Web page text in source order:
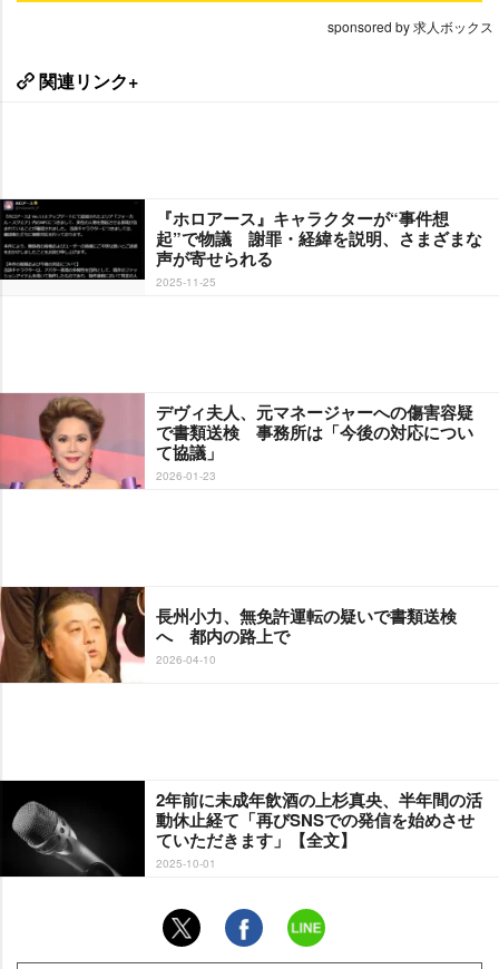
sponsored by 求人ボックス
関連リンク+
『ホロアース』キャラクターが“事件想
起”で物議 謝罪・経緯を説明、さまざまな
声が寄せられる
2025-11-25
デヴィ夫人、元マネージャーへの傷害容疑
で書類送検 事務所は「今後の対応につい
て協議」
2026-01-23
長州小力、無免許運転の疑いで書類送検
へ 都内の路上で
2026-04-10
2年前に未成年飲酒の上杉真央、半年間の活
動休止経て「再びSNSでの発信を始めさせ
ていただきます」【全文】
2025-10-01